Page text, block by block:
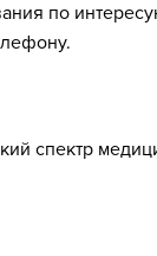
по
спектр